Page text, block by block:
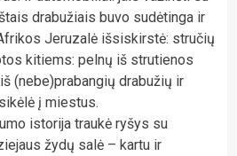
drabužiais buvo sudėtinga ir
Jeruzalė išsiskirstė: stručių
kitiems: pelnų iš strutienos
(nebe)prabangių drabužių ir
į miestus.
istorija traukė ryšys su
žydų salė – kartu ir